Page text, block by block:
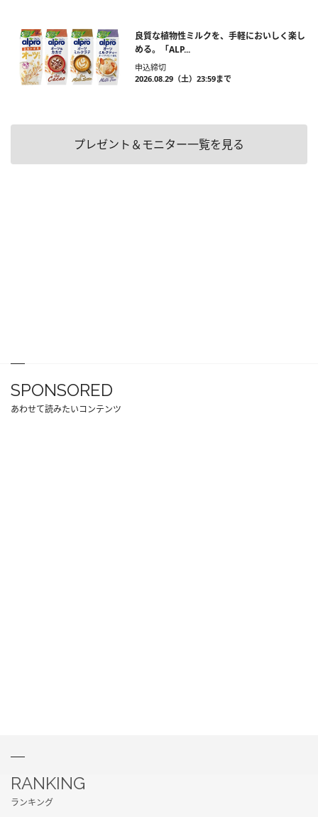
良質な植物性ミルクを、手軽においしく楽し
める。「ALP...
申込締切
2026.08.29（土）23:59まで
プレゼント＆モニター一覧を見る
SPONSORED
あわせて読みたいコンテンツ
RANKING
ランキング